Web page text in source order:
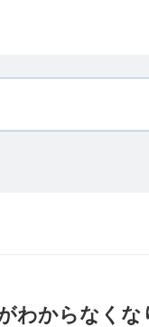
わからなくな